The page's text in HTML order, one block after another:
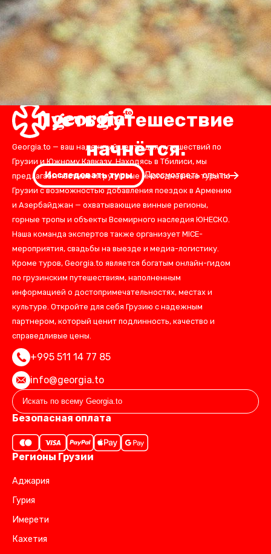
Пусть путешествие
начнётся.
Исследовать туры Просмотреть опыты
Georgia.to — ваш надежный центр для путешествий по
Грузии и Южному Кавказу. Находясь в Тбилиси, мы
предлагаем частные и групповые многодневные туры по
Грузии с возможностью добавления поездок в Армению
и Азербайджан — охватывающие винные регионы,
горные тропы и объекты Всемирного наследия ЮНЕСКО.
Наша команда экспертов также организует MICE-
мероприятия, свадьбы на выезде и медиа-логистику.
Кроме туров, Georgia.to является богатым онлайн-гидом
по грузинским путешествиям, наполненным
информацией о достопримечательностях, местах и
культуре. Откройте для себя Грузию с надежным
партнером, который ценит подлинность, качество и
справедливые цены.
+995 511 14 77 85
info@georgia.to
Безопасная оплата
Регионы Грузии
Аджария
Гурия
Имерети
Кахетия